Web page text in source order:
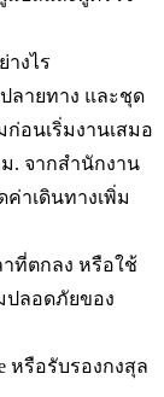
างไร
ลายทาง และชุด
อนเริ่มงานเสมอ
. จากสำนักงาน
าเดินทางเพิ่ม
าที่ตกลง หรือใช้
ปลอดภัยของ
หรือรับรองกงสุล